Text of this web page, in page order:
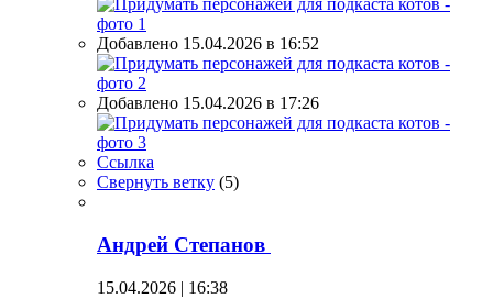
Добавлено 15.04.2026 в 16:52
Добавлено 15.04.2026 в 17:26
Ссылка
Свернуть ветку (5)
Андрей Степанов
15.04.2026 | 16:38